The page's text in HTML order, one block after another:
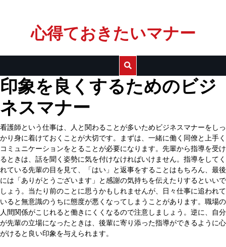
心得ておきたいマナー
印象を良くするためのビジ
ネスマナー
看護師という仕事は、人と関わることが多いためビジネスマナーをしっ
かり身に着けておくことが大切です。まずは、一緒に働く同僚と上手く
コミュニケーションをとることが必要になります。先輩から指導を受け
るときは、話を聞く姿勢に気を付けなければいけません。指導をしてく
れている先輩の目を見て、「はい」と返事をすることはもちろん、最後
には「ありがとうございます」と感謝の気持ちを伝えたりするといいで
しょう。当たり前のことに思うかもしれませんが、日々仕事に追われて
いると無意識のうちに態度が悪くなってしまうことがあります。職場の
人間関係がこじれると働きにくくなるので注意しましょう。逆に、自分
が先輩の立場になったときは、後輩に寄り添った指導ができるように心
がけると良い印象を与えられます。